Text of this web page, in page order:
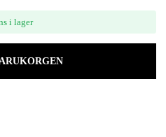
i lager